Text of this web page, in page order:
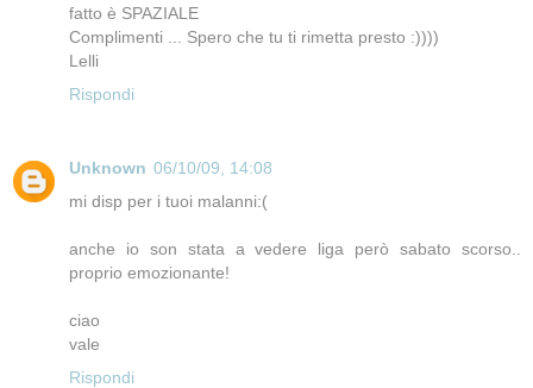
fatto è SPAZIALE
Complimenti ... Spero che tu ti rimetta presto :))))
Lelli
Rispondi
Unknown 06/10/09, 14:08
mi disp per i tuoi malanni:(
anche io son stata a vedere liga però sabato scorso..
proprio emozionante!
ciao
vale
Rispondi